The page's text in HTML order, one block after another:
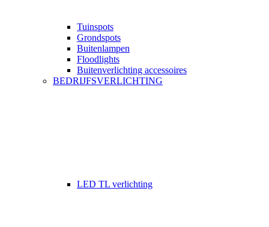
Tuinspots
Grondspots
Buitenlampen
Floodlights
Buitenverlichting accessoires
BEDRIJFSVERLICHTING
LED TL verlichting